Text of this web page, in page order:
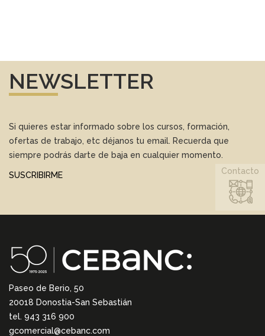
NEWSLETTER
Si quieres estar informado sobre los cursos, formación,
ofertas de trabajo, etc déjanos tu email. Recuerda que
siempre podrás darte de baja en cualquier momento.
SUSCRIBIRME
Paseo de Berio, 50
20018 Donostia-San Sebastián
tel. 943 316 900
gcomercial@cebanc.com
Contacto